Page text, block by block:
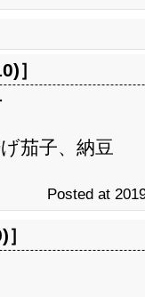
］
茄子、納豆
Posted at
］